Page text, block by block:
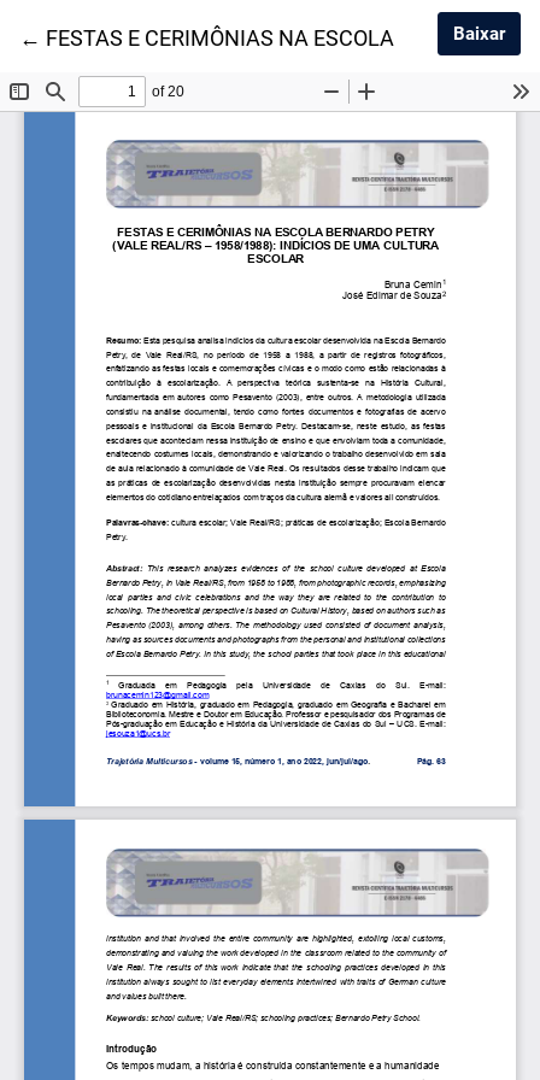
← Voltar aos Detalhes do Artigo
FESTAS E CERIMÔNIAS NA ESCOLA BERNARDO
Baixar